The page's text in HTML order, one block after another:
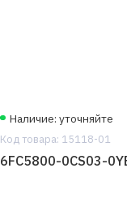
Наличие: уточняйте
Код товара: 15118-01
6FC5800-0CS03-